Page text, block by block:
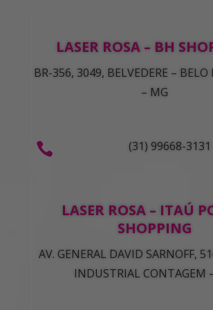
LASER ROSA – BH
BR-356, 3049, BELVEDERE –
– MG
 (31) 99668-3131
LASER ROSA – ITAÚ
SHOPPING
AV. GENERAL DAVID SARNOFF,
INDUSTRIAL CONTAGEM